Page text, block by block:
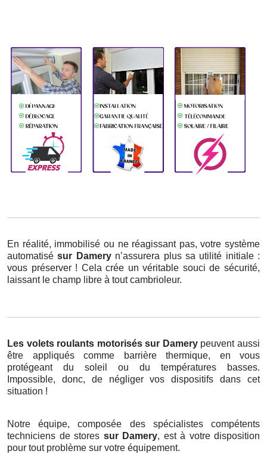
En réalité, immobilisé ou ne réagissant pas, votre système
automatisésur Damery n’assurera plus sa utilité initiale :
vous préserver ! Cela crée un véritable souci de sécurité,
laissant le champ libre à tout cambrioleur.
Les volets roulants motorisés sur Damery peuvent aussi
être appliqués comme barrière thermique, en vous
protégeant du soleil ou du températures basses.
Impossible, donc, de négliger vos dispositifs dans cet
situation !
Notre équipe, composée des spécialistes compétents
techniciens de stores sur Damery, est à votre disposition
pour tout problème sur votre équipement.